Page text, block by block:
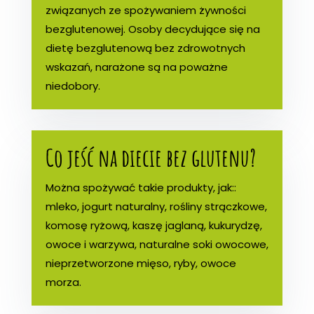
związanych ze spożywaniem żywności
bezglutenowej. Osoby decydujące się na
dietę bezglutenową bez zdrowotnych
wskazań, narażone są na poważne
niedobory.
Co jeść na diecie bez glutenu?
Można spożywać takie produkty, jak::
mleko, jogurt naturalny, rośliny strączkowe,
komosę ryżową, kaszę jaglaną, kukurydzę,
owoce i warzywa, naturalne soki owocowe,
nieprzetworzone mięso, ryby, owoce
morza.